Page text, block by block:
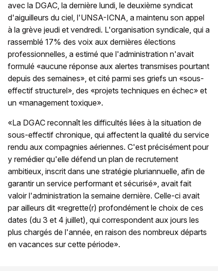
avec la DGAC, la dernière lundi, le deuxième syndicat
d'aiguilleurs du ciel, l'UNSA-ICNA, a maintenu son appel
à la grève jeudi et vendredi. L'organisation syndicale, qui a
rassemblé 17% des voix aux dernières élections
professionnelles, a estimé que l'administration n'avait
formulé «aucune réponse aux alertes transmises pourtant
depuis des semaines», et cité parmi ses griefs un «sous-
effectif structurel», des «projets techniques en échec» et
un «management toxique».
«La DGAC reconnaît les difficultés liées à la situation de
sous-effectif chronique, qui affectent la qualité du service
rendu aux compagnies aériennes. C'est précisément pour
y remédier qu'elle défend un plan de recrutement
ambitieux, inscrit dans une stratégie pluriannuelle, afin de
garantir un service performant et sécurisé», avait fait
valoir l'administration la semaine dernière. Celle-ci avait
par ailleurs dit «regrette(r) profondément le choix de ces
dates (du 3 et 4 juillet), qui correspondent aux jours les
plus chargés de l'année, en raison des nombreux départs
en vacances sur cette période».